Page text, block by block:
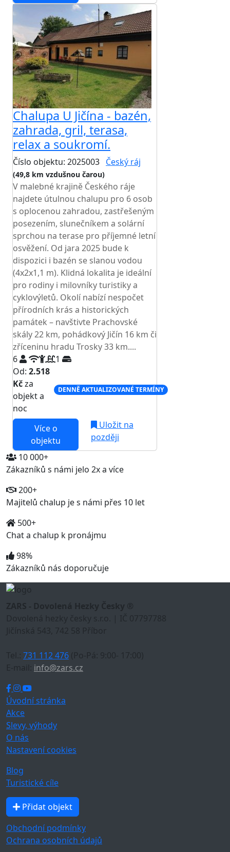
Chalupa U Jičína - bazén,
zahrada, gril, terasa,
relax a soukromí.
Číslo objektu: 2025003 Český ráj
(49,8 km vzdušnou čarou)
V malebné krajině Českého ráje
najdete útulnou chalupu pro 6 osob
s oplocenou zahradou, zastřešeným
posezením, slunečníkem a solární
sprchou na terase pro příjemné letní
osvěžení. Od jara 2025 bude k
dispozici i bazén se slanou vodou
(4x2x1,1 m). Klidná lokalita je ideální
pro rodiny i milovníky turistiky a
cyklovýletů. Okolí nabízí nespočet
přírodních krás a historických
památek – navštivte Prachovské
skály 22 km, pohádkový Jičín 16 km či
zříceninu hradu Trosky 33 km....
6
1
Od: 2.518
Kčza
objekt a
noc
DENNĚ AKTUALIZOVANÉ TERMÍNY
Více o
objektu
Uložit na
později
10 000+
Zákazníků s námi jelo 2x a více
200+
Majitelů chalup je s námi přes 10 let
500+
Chat a chalup k pronájmu
98%
Zákazníků nás doporučuje
ZARS - Dovolená Hezky Česky ®
Dovolená hezky česky s.r.o. | IČ 07797788
Jičínská 543, 742 58 Příbor
Tel.: 731 112 476 (Po-Pá: 9:00- 17:00)
E-mail: info@zars.cz
Úvodní stránka
Akce
Slevy, výhody
O nás
Nastavení cookies
Blog
Turistické cíle
Přidat objekt
Obchodní podmínky
Ochrana osobních údajů